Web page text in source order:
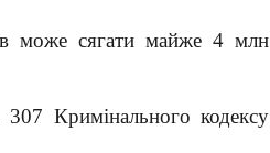
може сягати майже 4 млн
Кримінального кодексу